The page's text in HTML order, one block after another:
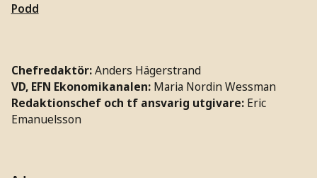
Podd
Chefredaktör:Anders Hägerstrand
VD, EFN Ekonomikanalen: Maria Nordin Wessman
Redaktionschef och tf ansvarig utgivare: Eric
Emanuelsson